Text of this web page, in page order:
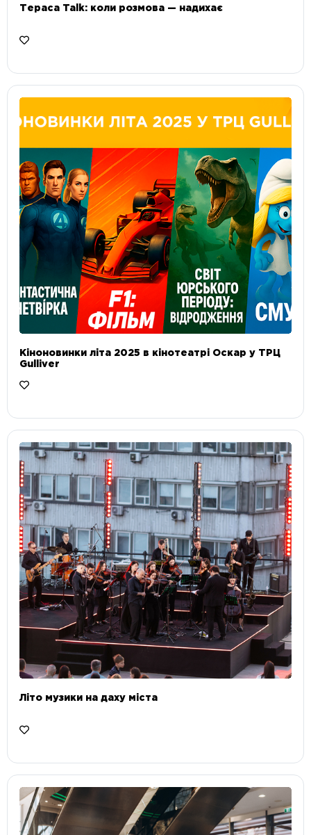
Тераса Talk: коли розмова — надихає
Кіноновинки літа 2025 в кінотеатрі Оскар у ТРЦ
Gulliver
Літо музики на даху міста